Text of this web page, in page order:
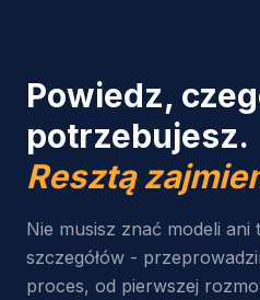
Powiedz,
potrzebujesz.
Resztą
Nie musisz znać modeli ani
szczegółów -
proces, od pierwszej